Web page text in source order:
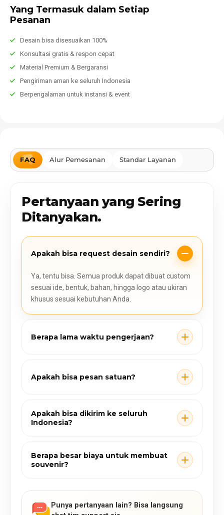
Yang Termasuk dalam Setiap
Pesanan
Desain bisa disesuaikan 100%
Konsultasi gratis & respon cepat
Material Premium & Bergaransi
Pengiriman aman ke seluruh Indonesia
Berpengalaman untuk instansi & event
FAQ Alur Pemesanan Standar Layanan
Pertanyaan yang Sering
Ditanyakan.
Apakah bisa request desain sendiri?
Ya, tentu bisa. Semua produk dapat dibuat custom
sesuai ide, bentuk, bahan, hingga logo atau ukiran
khusus sesuai kebutuhan Anda.
Berapa lama waktu pengerjaan?
Apakah bisa pesan satuan?
Apakah bisa dikirim ke seluruh
Indonesia?
Berapa besar biaya untuk membuat
souvenir?
Punya pertanyaan lain? Bisa langsung